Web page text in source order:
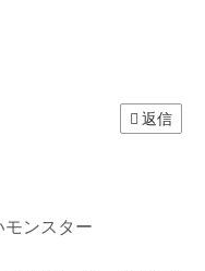
返信
ンスター